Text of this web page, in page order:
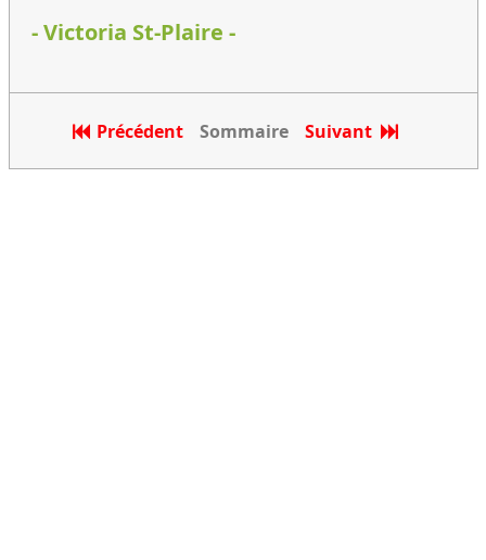
- Victoria St-Plaire -
Précédent Sommaire Suivant